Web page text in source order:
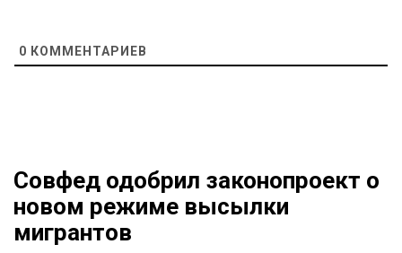
0 КОММЕНТАРИЕВ
Совфед одобрил законопроект о
новом режиме высылки
мигрантов